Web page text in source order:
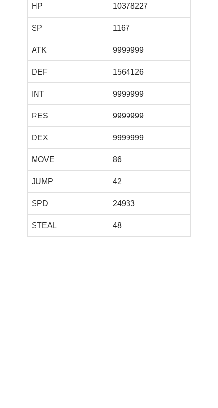
HP 10378227
SP 1167
ATK 9999999
DEF 1564126
INT 9999999
RES 9999999
DEX 9999999
MOVE 86
JUMP 42
SPD 24933
STEAL 48